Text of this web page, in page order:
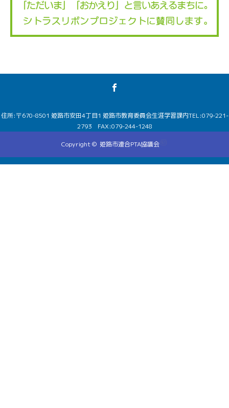
住所:〒670-8501 姫路市安田4丁目1 姫路市教育委員会生涯学習課内TEL:079-221-
2793 FAX:079-244-1248
Copyright © 姫路市連合PTA協議会